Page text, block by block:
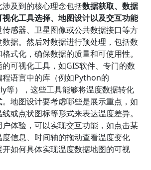
及到的核心理念包括数据获取、数据
化工具选择、地图设计以及交互功能
感器、卫星图像或公共数据接口等方
据。然后对数据进行预处理，包括数
式化，确保数据的质量和可使用性。
可视化工具，如GIS软件、专门的数
语言中的库（例如Python的
），这些工具能够将温度数据转化
地图设计要考虑哪些是展示重点，如
或点状图标等形式来表达温度差异。
体验，可以实现交互功能，如点击某
信息、时间轴的拖动查看温度变化
如何具体实现温度数据地图的可视